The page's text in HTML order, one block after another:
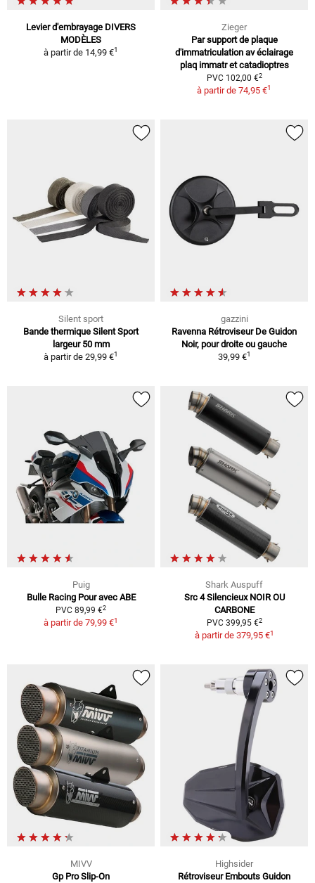
Levier d'embrayage DIVERS
MODÈLES
à partir de 14,99 €1
Zieger
Par support de plaque
d'immatriculation av éclairage
plaq immatr et catadioptres
PVC 102,00 €2
à partir de 74,95 €1
Silent sport
Bande thermique Silent Sport
largeur 50 mm
à partir de 29,99 €1
gazzini
Ravenna Rétroviseur De Guidon
Noir, pour droite ou gauche
39,99 €1
Puig
Bulle Racing Pour avec ABE
PVC 89,99 €2
à partir de 79,99 €1
Shark Auspuff
Src 4 Silencieux NOIR OU
CARBONE
PVC 399,95 €2
à partir de 379,95 €1
MIVV
Gp Pro Slip-On
Highsider
Rétroviseur Embouts Guidon